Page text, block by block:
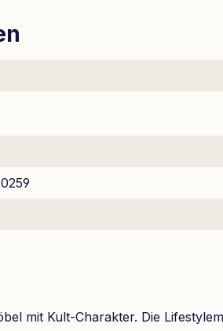
mit Kult-Charakter. Die